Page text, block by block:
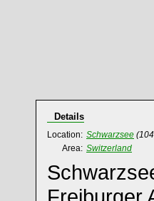
Details
Location: Schwarzsee
Area: Switzerland